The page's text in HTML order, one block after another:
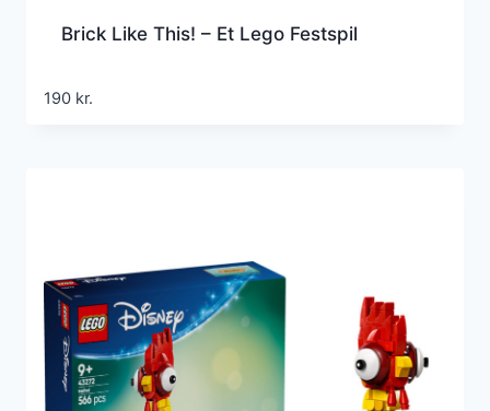
Brick Like This! – Et Lego Festspil
190 kr.